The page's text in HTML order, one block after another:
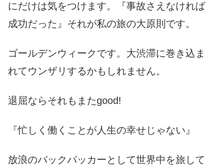
にだけは気をつけます。『事故さえなければ
成功だった』それが私の旅の大原則です。
ゴールデンウィークです。大渋滞に巻き込ま
れてウンザリするかもしれません。
退屈ならそれもまたgood!
『忙しく働くことが人生の幸せじゃない』
放浪のバックパッカーとして世界中を旅して